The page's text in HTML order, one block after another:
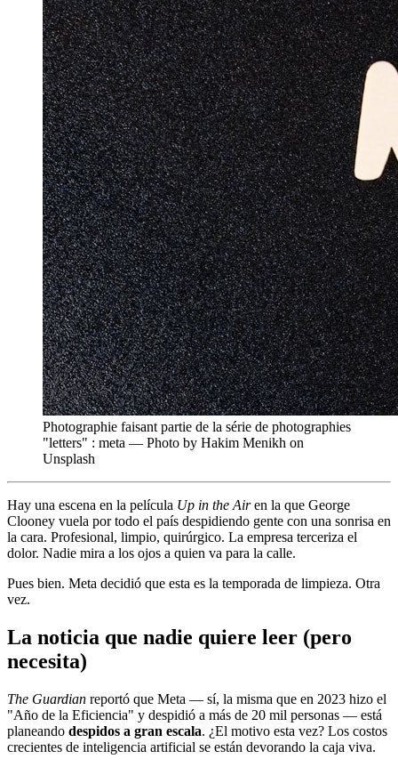
Photographie faisant partie de la série de photographies
"letters" : meta — Photo by Hakim Menikh on
Unsplash
Hay una escena en la película Up in the Airen la que George
Clooney vuela por todo el país despidiendo gente con una sonrisa en
la cara. Profesional, limpio, quirúrgico. La empresa terceriza el
dolor. Nadie mira a los ojos a quien va para la calle.
Pues bien. Meta decidió que esta es la temporada de limpieza. Otra
vez.
La noticia que nadie quiere leer (pero
necesita)
The Guardian reportó que Meta — sí, la misma que en 2023 hizo el
"Año de la Eficiencia" y despidió a más de 20 mil personas — está
planeando despidos a gran escala. ¿El motivo esta vez? Los costos
crecientes de inteligencia artificial se están devorando la caja viva.